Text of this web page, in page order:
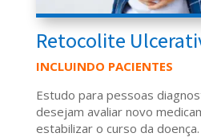
Retocolite
INCLUINDO PACIENTES
Estudo para pessoas
desejam avaliar novo
estabilizar o curso da doença.